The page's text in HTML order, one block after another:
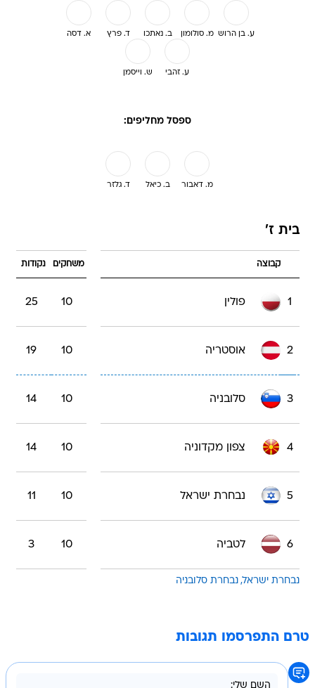
א. דסה ד. פרץ ב. נאתכו מ. סולומון ע. בן הרוש
ש. וייסמן ע. זהבי
ספסל מחליפים:
ד. גלזר ב. כיאל מ. דאבור
בית ז'
קבוצה משחקים נקודות
1 פולין 10
25
2 אוסטריה 10
19
3 סלובניה 10
14
4 צפון מקדוניה 10
14
5 נבחרת ישראל 10
11
6 לטביה 10
3
נבחרת ישראל נבחרת סלובניה
טרם התפרסמו תגובות